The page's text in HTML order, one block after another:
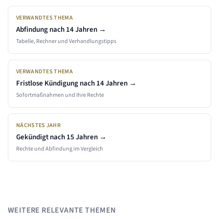
VERWANDTES THEMA
Abfindung nach14 Jahren →
Tabelle, Rechner und Verhandlungstipps
VERWANDTES THEMA
Fristlose Kündigung nach14 Jahren →
Sofortmaßnahmen und Ihre Rechte
NÄCHSTES JAHR
Gekündigt nach15Jahren →
Rechte und Abfindung im Vergleich
WEITERE RELEVANTE THEMEN